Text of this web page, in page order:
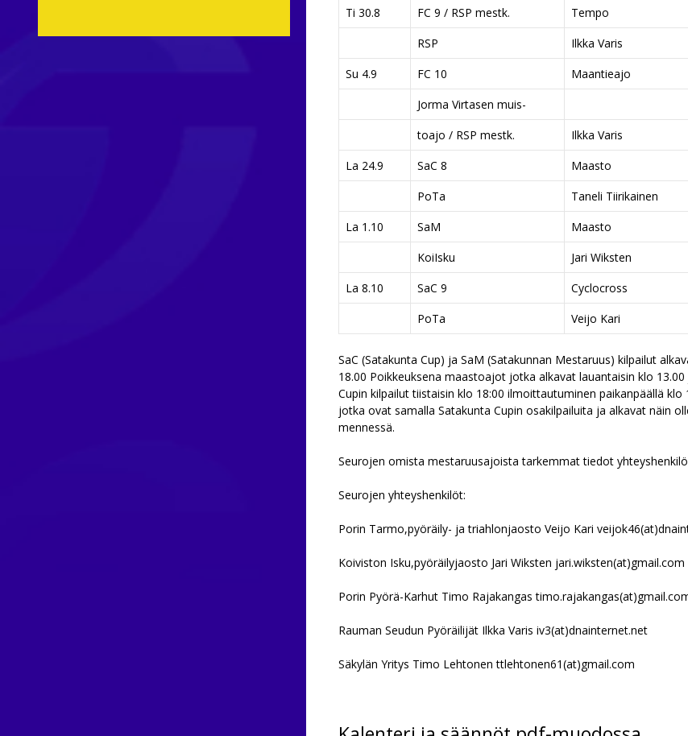
Ti 30.8
FC 9 / RSP mestk. Tempo
RSP
Ilkka Varis
Su 4.9
FC 10 Maantieajo
Jorma Virtasen muis-
toajo / RSP mestk.
Ilkka Varis
La 24.9
SaC 8 Maasto
PoTa
Taneli Tiirikainen
La 1.10
SaM Maasto
KoiIsku
Jari Wiksten
La 8.10
SaC 9 Cyclocross
PoTa
Veijo Kari
SaC (Satakunta Cup) ja SaM (Satakunnan Mestaruus) kilpailut
18.00 Poikkeuksena maastoajot jotka alkavat lauantaisin klo
Cupin kilpailut tiistaisin klo 18:00 ilmoittautuminen paikanpäällä
jotka ovat samalla Satakunta Cupin osakilpailuita ja alkavat näin
mennessä.
Seurojen omista mestaruusajoista tarkemmat tiedot
Seurojen yhteyshenkilöt:
Porin Tarmo,pyöräily- ja triahlonjaosto Veijo Kari
Koiviston Isku,pyöräilyjaosto Jari Wiksten jari.wiksten(at)gmail.com
Porin Pyörä-Karhut Timo Rajakangas
Rauman Seudun Pyöräilijät Ilkka Varis iv3(at)dnainternet.net
Säkylän Yritys Timo Lehtonen ttlehtonen61(at)gmail.com